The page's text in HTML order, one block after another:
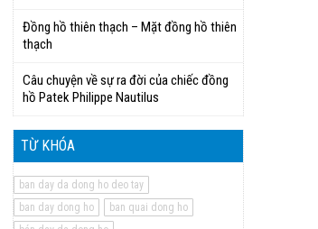
Đồng hồ thiên thạch – Mặt đồng hồ thiên
thạch
Câu chuyện về sự ra đời của chiếc đồng
hồ Patek Philippe Nautilus
TỪ KHÓA
ban day da dong ho deo tay
ban day dong ho
ban quai dong ho